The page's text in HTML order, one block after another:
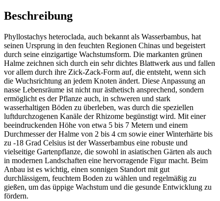
Beschreibung
Phyllostachys heteroclada, auch bekannt als Wasserbambus, hat
seinen Ursprung in den feuchten Regionen Chinas und begeistert
durch seine einzigartige Wachstumsform. Die markanten grünen
Halme zeichnen sich durch ein sehr dichtes Blattwerk aus und fallen
vor allem durch ihre Zick-Zack-Form auf, die entsteht, wenn sich
die Wuchsrichtung an jedem Knoten ändert. Diese Anpassung an
nasse Lebensräume ist nicht nur ästhetisch ansprechend, sondern
ermöglicht es der Pflanze auch, in schweren und stark
wasserhaltigen Böden zu überleben, was durch die speziellen
luftdurchzogenen Kanäle der Rhizome begünstigt wird. Mit einer
beeindruckenden Höhe von etwa 5 bis 7 Metern und einem
Durchmesser der Halme von 2 bis 4 cm sowie einer Winterhärte bis
zu -18 Grad Celsius ist der Wasserbambus eine robuste und
vielseitige Gartenpflanze, die sowohl in asiatischen Gärten als auch
in modernen Landschaften eine hervorragende Figur macht. Beim
Anbau ist es wichtig, einen sonnigen Standort mit gut
durchlässigem, feuchtem Boden zu wählen und regelmäßig zu
gießen, um das üppige Wachstum und die gesunde Entwicklung zu
fördern.